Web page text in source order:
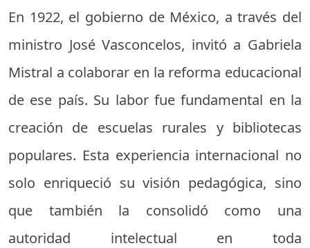
En 1922, el gobierno de México, a través del
ministro José Vasconcelos, invitó a Gabriela
Mistral a colaborar en la reforma educacional
de ese país. Su labor fue fundamental en la
creación de escuelas rurales y bibliotecas
populares. Esta experiencia internacional no
solo enriqueció su visión pedagógica, sino
que también la consolidó como una
autoridad intelectual en toda